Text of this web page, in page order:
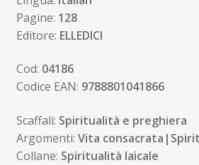
Pagine: 128
Editore: ELLEDICI
Cod: 04186
Codice EAN: 9788801041866
Scaffali: Spiritualità e preghiera
Argomenti: Vita
Collane: Spiritualità laicale